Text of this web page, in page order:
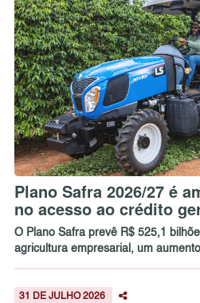
Plano Safra 2026/27 é
no acesso ao crédito
O Plano Safra prevê R$ 525,1
agricultura empresarial, um
31 DE JULHO 2026